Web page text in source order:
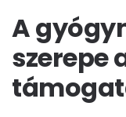
A
szerepe